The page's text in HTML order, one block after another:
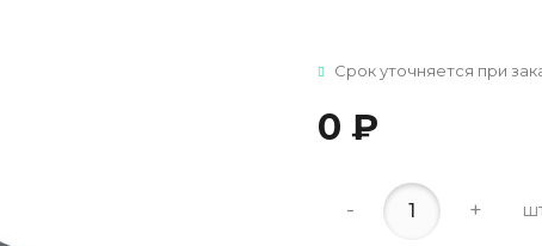
Срок уточняется при
0 ₽
- +